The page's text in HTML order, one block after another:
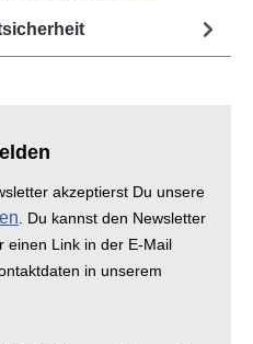
akzeptierst Du unsere
. Du kannst den Newsletter
einen Link in der E-Mail
in unserem